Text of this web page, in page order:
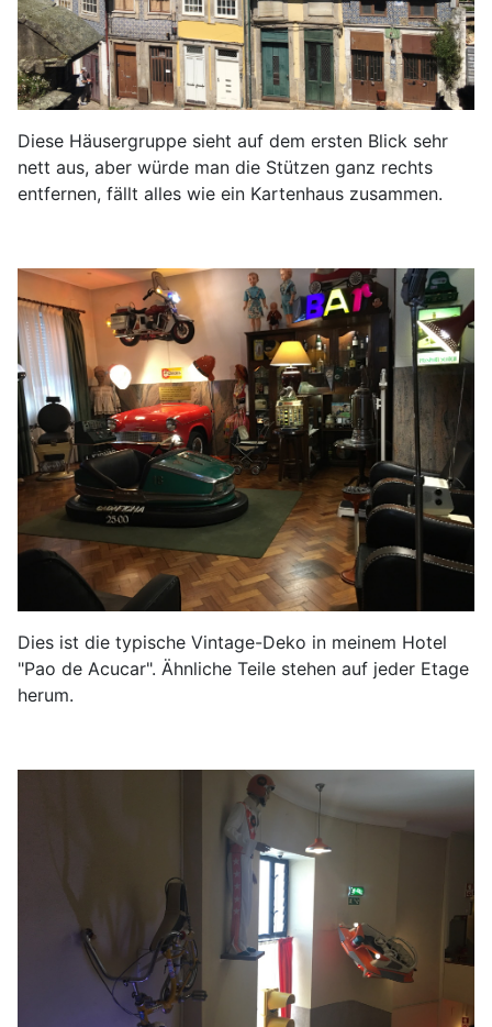
Diese Häusergruppe sieht auf dem ersten Blick sehr
nett aus, aber würde man die Stützen ganz rechts
entfernen, fällt alles wie ein Kartenhaus zusammen.
Dies ist die typische Vintage-Deko in meinem Hotel
"Pao de Acucar". Ähnliche Teile stehen auf jeder Etage
herum.